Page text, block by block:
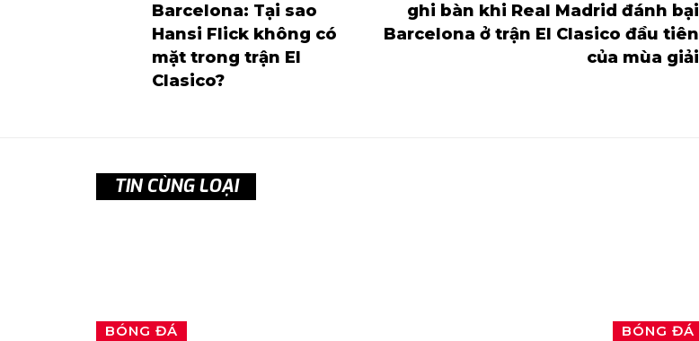
Barcelona: Tại sao
Hansi Flick không có
mặt trong trận El
Clasico?
ghi bàn khi Real Madrid đánh bại
Barcelona ở trận El Clasico đầu tiên
của mùa giải
TIN CÙNG LOẠI
BÓNG ĐÁ
BÓNG ĐÁ